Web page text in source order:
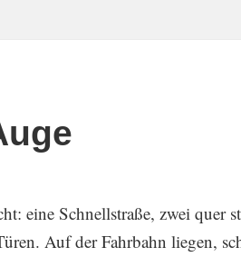
eine Schnell­straße, zwei quer
Auf der Fahrbahn liegen,